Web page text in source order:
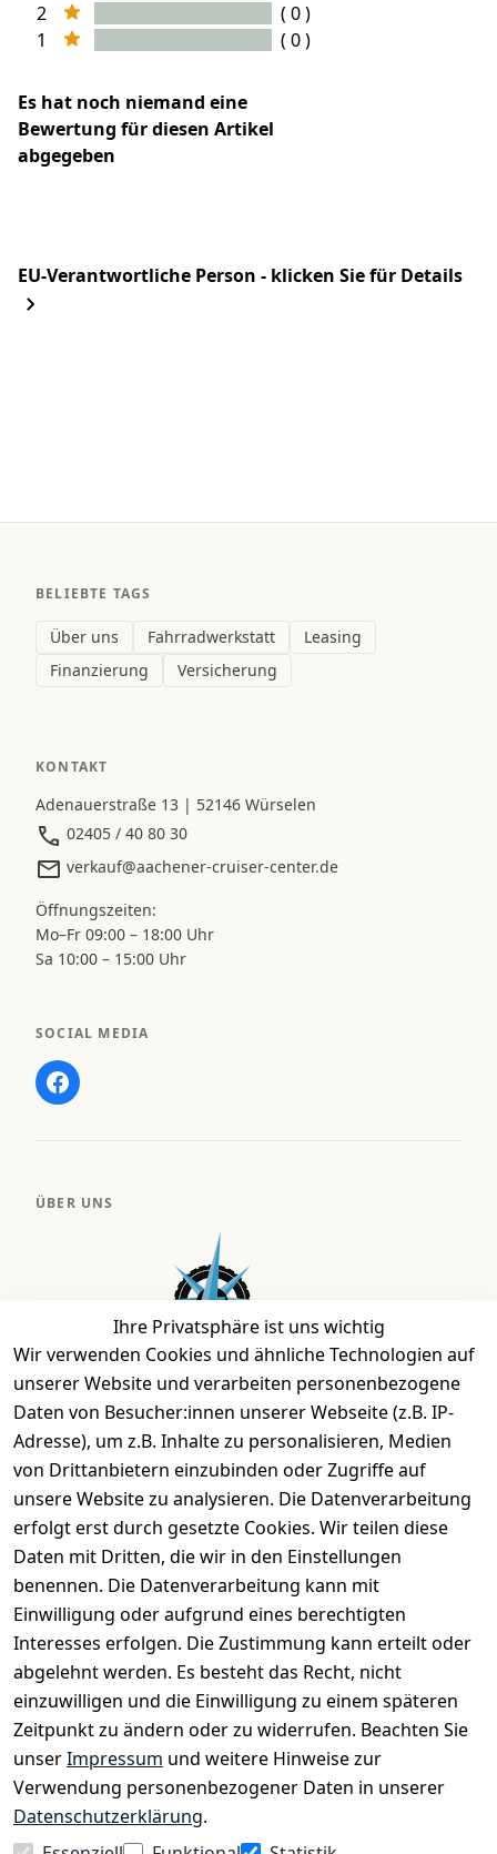
2
( 0 )
1
( 0 )
Es hat noch niemand eine
Bewertung für diesen Artikel
abgegeben
EU-Verantwortliche Person - klicken Sie für Details
Ihre Privatsphäre ist uns wichtig
Wir verwenden Cookies und ähnliche Technologien auf
unserer Website und verarbeiten personenbezogene
Daten von Besucher:innen unserer Webseite (z.B. IP-
Adresse), um z.B. Inhalte zu personalisieren, Medien
von Drittanbietern einzubinden oder Zugriffe auf
unsere Website zu analysieren. Die Datenverarbeitung
erfolgt erst durch gesetzte Cookies. Wir teilen diese
Daten mit Dritten, die wir in den Einstellungen
benennen. Die Datenverarbeitung kann mit
Einwilligung oder aufgrund eines berechtigten
Interesses erfolgen. Die Zustimmung kann erteilt oder
abgelehnt werden. Es besteht das Recht, nicht
einzuwilligen und die Einwilligung zu einem späteren
Zeitpunkt zu ändern oder zu widerrufen. Beachten Sie
unserImpressum und weitere Hinweise zur
Verwendung personenbezogener Daten in unserer
Datenschutzerklärung.
BELIEBTE TAGS
Über uns Fahrradwerkstatt
Leasing
Finanzierung
Versicherung
KONTAKT
Adenauerstraße 13 | 52146 Würselen
02405 / 40 80 30
verkauf@aachener-cruiser-center.de
Öffnungszeiten:
Mo–Fr 09:00 – 18:00 Uhr
Sa 10:00 – 15:00 Uhr
SOCIAL MEDIA
ÜBER UNS
Bei uns findest Du das richtige Fahrgefühl. Auf über
2.400 m² bieten wir Dir die beste Beratung zu
Kinderfahrrädern über E-MTBs bis hin zu
Lastenfahrrädern und Elektrorollern.
EINKAUFEN
› Fahrrad Aachen
› Zahlungs- und Versandbedingungen
INFORMATIONEN
› Batteriehinweis
› Widerrufsrecht
Impressum